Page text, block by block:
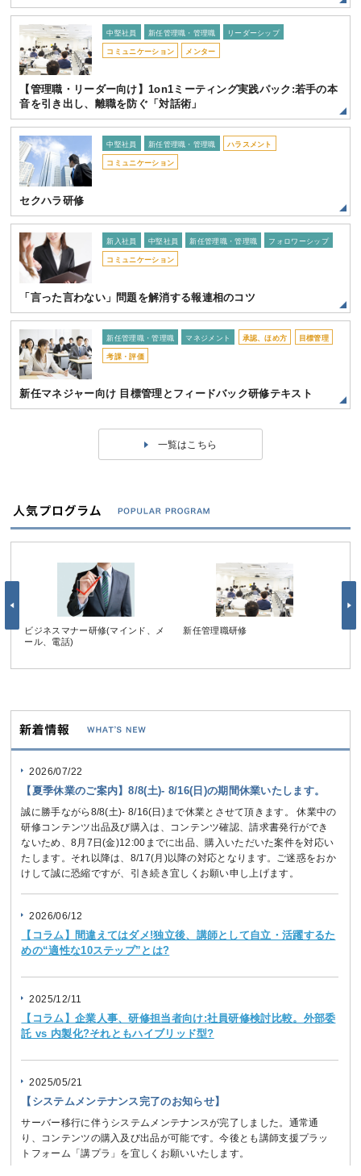
中堅社員 新任管理職・管理職 リーダーシップ
コミュニケーション メンター
【管理職・リーダー向け】1on1ミーティング実践パック:若手の本
音を引き出し、離職を防ぐ「対話術」
中堅社員 新任管理職・管理職 ハラスメント
コミュニケーション
セクハラ研修
新入社員 中堅社員 新任管理職・管理職 フォロワーシップ
コミュニケーション
「言った言わない」問題を解消する報連相のコツ
新任管理職・管理職 マネジメント 承認、ほめ方 目標管理
考課・評価
新任マネジャー向け 目標管理とフィードバック研修テキスト
一覧はこちら
ビジネスマナー研修(マインド、メ
ール、電話)
新任管理職研修
【
2026/07/22
【夏季休業のご案内】8/8(土)- 8/16(日)の期間休業いたします。
誠に勝手ながら8/8(土)- 8/16(日)まで休業とさせて頂きます。 休業中の
研修コンテンツ出品及び購入は、コンテンツ確認、請求書発行ができ
ないため、8月7日(金)12:00までに出品、購入いただいた案件を対応い
たします。それ以降は、8/17(月)以降の対応となります。ご迷惑をおか
けして誠に恐縮ですが、引き続き宜しくお願い申し上げます。
2026/06/12
【コラム】間違えてはダメ!独立後、講師として自立・活躍するた
めの“適性な10ステップ”とは?
2025/12/11
【コラム】企業人事、研修担当者向け:社員研修検討比較。外部委
託 vs 内製化?それともハイブリッド型?
2025/05/21
【システムメンテナンス完了のお知らせ】
サーバー移行に伴うシステムメンテナンスが完了しました。通常通
り、コンテンツの購入及び出品が可能です。今後とも講師支援プラッ
トフォーム「講プラ」を宜しくお願いいたします。